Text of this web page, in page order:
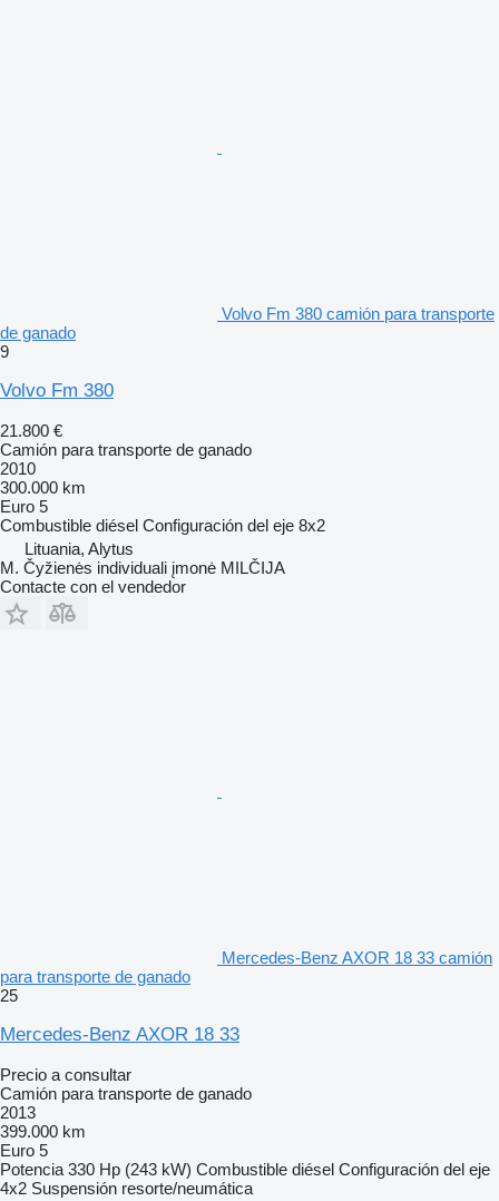
Volvo Fm 380 camión para transporte
de ganado
9
Volvo Fm 380
21.800 €
Camión para transporte de ganado
2010
300.000 km
Euro 5
Combustible diésel Configuración del eje 8x2
Lituania, Alytus
M. Čyžienės individuali įmonė MILČIJA
Contacte con el vendedor
Mercedes-Benz AXOR 18 33 camión
para transporte de ganado
25
Mercedes-Benz AXOR 18 33
Precio a consultar
Camión para transporte de ganado
2013
399.000 km
Euro 5
Potencia 330 Hp (243 kW) Combustible diésel Configuración del eje
4x2 Suspensión resorte/neumática